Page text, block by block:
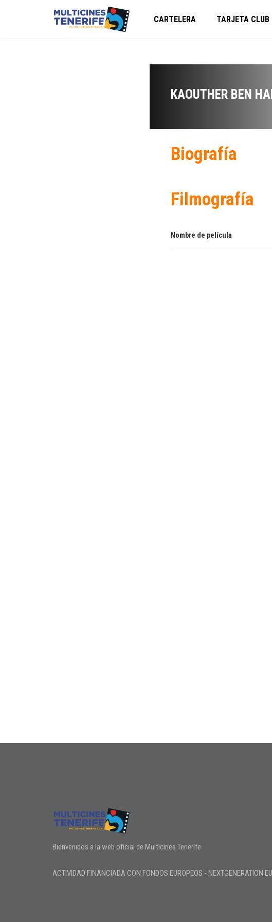
CARTELERA TARJETA CLUB
KAOUTHER BEN
Biografía
Filmografía
Nombre de película
Bienvenidos a la web oficial de Multicines Tenerife
ACTIVIDAD FINANCIADA CON FONDOS EUROPEOS - NEXTGENERATION EU